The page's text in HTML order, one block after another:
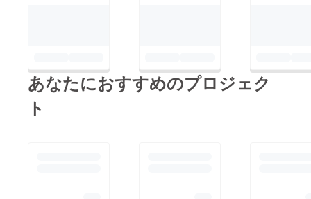
あなたにおすすめのプロジェク
ト